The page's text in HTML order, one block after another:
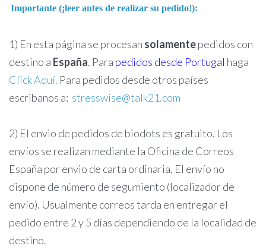
Importante (¡leer antes de realizar su pedido!):
1) En esta página se procesan solamentepedidos con
destino a España. Para pedidos desde Portugal haga
Click Aquí. Para pedidos desde otros países
escribanos a: stresswise@talk21.com
2) El envio de pedidos de biodots es gratuito. Los
envíos se realizan mediante la Oficina de Correos
España por envio de carta ordinaria. El envío no
dispone de número de segumiento (localizador de
envío). Usualmente correos tarda en entregar el
pedido entre 2 y 5 días dependiendo de la localidad de
destino.